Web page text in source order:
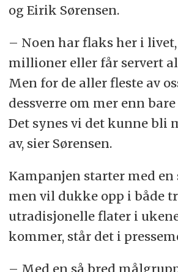
og Eirik Sørensen.
– Noen har flaks her i
millioner eller får servert
Men for de aller fleste av
dessverre om mer enn
Det synes vi det kunne bli
av, sier Sørensen.
Kampanjen starter med en
men vil dukke opp i både
utradisjonelle flater i
kommer, står det i
– Med en så bred